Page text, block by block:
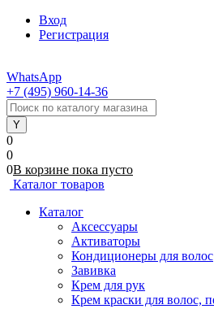
Вход
Регистрация
WhatsApp
+7 (495) 960-14-36
0
0
0В корзине пока пусто
Каталог товаров
Каталог
Аксессуары
Активаторы
Кондиционеры для волос
Завивка
Крем для рук
Крем краски для волос,